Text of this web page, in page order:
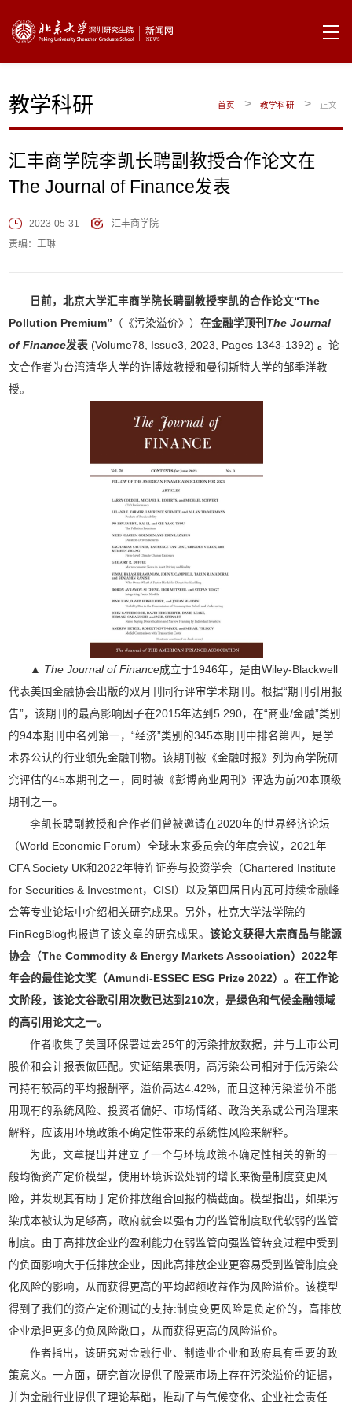
教学科研 首页 > 教学科研 > 正文
汇丰商学院李凯长聘副教授合作论文在
The Journal of Finance发表
2023-05-31
汇丰商学院
责编：王琳
日前，北京大学汇丰商学院长聘副教授李凯的合作论文“The
Pollution Premium” （《污染溢价》）在金融学顶刊 The Journal
of Finance发表 (Volume78, Issue3, 2023, Pages 1343-1392)。论
文合作者为台湾清华大学的许博炫教授和曼彻斯特大学的邹季洋教
授。
▲ The Journal of Finance成立于1946年，是由Wiley-Blackwell
代表美国金融协会出版的双月刊同行评审学术期刊。根据“期刊引用报
告”，该期刊的最高影响因子在2015年达到5.290，在“商业/金融”类别
的94本期刊中名列第一，“经济”类别的345本期刊中排名第四，是学
术界公认的行业领先金融刊物。该期刊被《金融时报》列为商学院研
究评估的45本期刊之一，同时被《彭博商业周刊》评选为前20本顶级
期刊之一。
李凯长聘副教授和合作者们曾被邀请在2020年的世界经济论坛
（World Economic Forum）全球未来委员会的年度会议，2021年
CFA Society UK和2022年特许证券与投资学会（Chartered Institute
for Securities & Investment，CISI）以及第四届日内瓦可持续金融峰
会等专业论坛中介绍相关研究成果。另外，杜克大学法学院的
FinRegBlog也报道了该文章的研究成果。该论文获得大宗商品与能源
协会 （The Commodity & Energy Markets Association）2022年
年会的最佳论文奖 （Amundi-ESSEC ESG Prize 2022）。在工作论
文阶段，该论文谷歌引用次数已达到210次，是绿色和气候金融领域
的高引用论文之一。
作者收集了美国环保署过去25年的污染排放数据，并与上市公司
股价和会计报表做匹配。实证结果表明，高污染公司相对于低污染公
司持有较高的平均报酬率，溢价高达4.42%，而且这种污染溢价不能
用现有的系统风险、投资者偏好、市场情绪、政治关系或公司治理来
解释，应该用环境政策不确定性带来的系统性风险来解释。
为此，文章提出并建立了一个与环境政策不确定性相关的新的一
般均衡资产定价模型，使用环境诉讼处罚的增长来衡量制度变更风
险，并发现其有助于定价排放组合回报的横截面。模型指出，如果污
染成本被认为足够高，政府就会以强有力的监管制度取代软弱的监管
制度。由于高排放企业的盈利能力在弱监管向强监管转变过程中受到
的负面影响大于低排放企业，因此高排放企业更容易受到监管制度变
化风险的影响，从而获得更高的平均超额收益作为风险溢价。该模型
得到了我们的资产定价测试的支持:制度变更风险是负定价的，高排放
企业承担更多的负风险敞口，从而获得更高的风险溢价。
作者指出，该研究对金融行业、制造业企业和政府具有重要的政
策意义。一方面，研究首次提供了股票市场上存在污染溢价的证据，
并为金融行业提供了理论基础，推动了与气候变化、企业社会责任